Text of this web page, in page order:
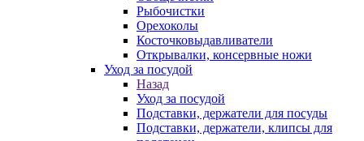
Рыбочистки
Орехоколы
Косточковыдавливатели
Открывалки, консервные ножи
Уход за посудой
Назад
Уход за посудой
Подставки, держатели для посуды
Подставки, держатели, клипсы для